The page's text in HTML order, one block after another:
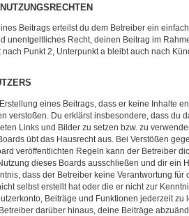
Beitrags erteilst du dem Betreiber ein
unentgeltliches Recht, deinen Beitrag im
nach Punkt 2, Unterpunkt a bleibt auch nach
eines Beitrags, dass er keine Inhalte
verstoßen. Du erklärst insbesondere, dass du
Links und Bilder zu setzen bzw. zu
übt das Hausrecht aus. Bei Verstößen
veröffentlichten Regeln kann der Betreiber
dieses Boards ausschließen und dir ein
dass der Betreiber keine Verantwortung für
selbst erstellt hat oder die er nicht zur
Beiträge und Funktionen jederzeit zu
darüber hinaus, deine Beiträge